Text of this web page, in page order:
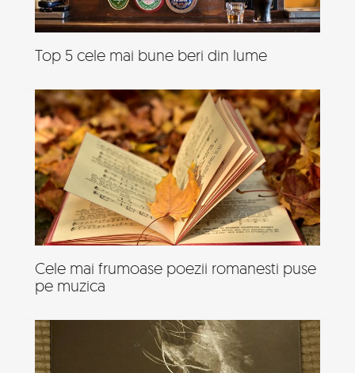
Top 5 cele mai bune beri din lume
Cele mai frumoase poezii romanesti puse
pe muzica